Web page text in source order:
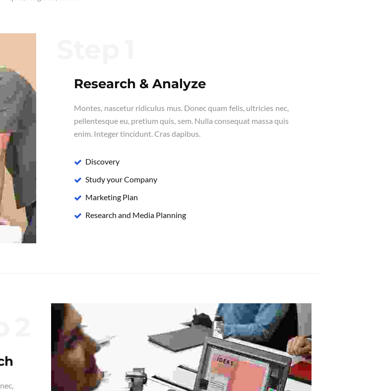
Research & Analyze
Montes, nascetur ridiculus mus. Donec quam felis, ultricies nec,
pellentesque eu, pretium quis, sem. Nulla consequat massa quis
enim. Integer tincidunt. Cras dapibus.
Discovery
Study your Company
Marketing Plan
Research and Media Planning